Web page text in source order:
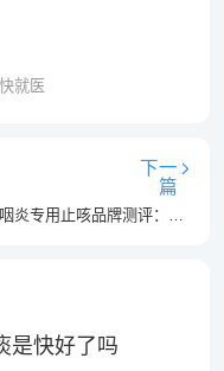
就医
下一
篇
是快好了吗